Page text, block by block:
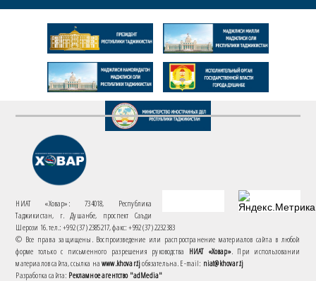
НИАТ «Ховар»: 734018, Республика
Таджикистан, г. Душанбе, проспект Саъди
Шерози 16. тел.: +992 (37) 2385217, факс: +992 (37) 2232383
© Все права защищены. Воспроизведение или распространение материалов сайта в любой
форме только с письменного разрешения руководства НИАТ «Ховар». При использовании
материалов сайта, ссылка наwww.khovar.tjобязательна. E-mail: niat@khovar.tj
Разработка сайта: Рекламное агентство "adMedia"